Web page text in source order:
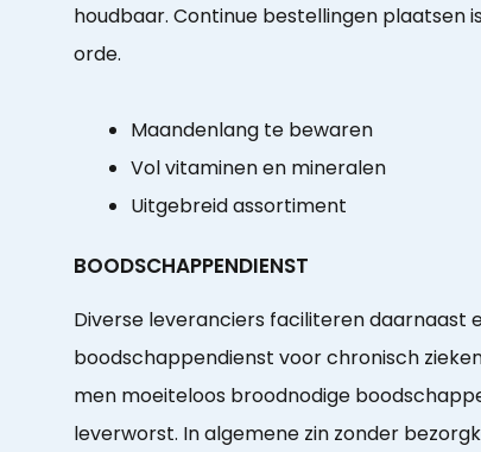
houdbaar. Continue bestellingen plaatsen
orde.
Maandenlang te bewaren
Vol vitaminen en mineralen
Uitgebreid assortiment
BOODSCHAPPENDIENST
Diverse leveranciers faciliteren daarnaast
boodschappendienst voor chronisch
men moeiteloos broodnodige
leverworst. In algemene zin zonder